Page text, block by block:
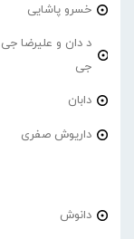
خسرو پاشایی
د دان و علیرضا جی
جی
دابان
داریوش صفری
دانوش